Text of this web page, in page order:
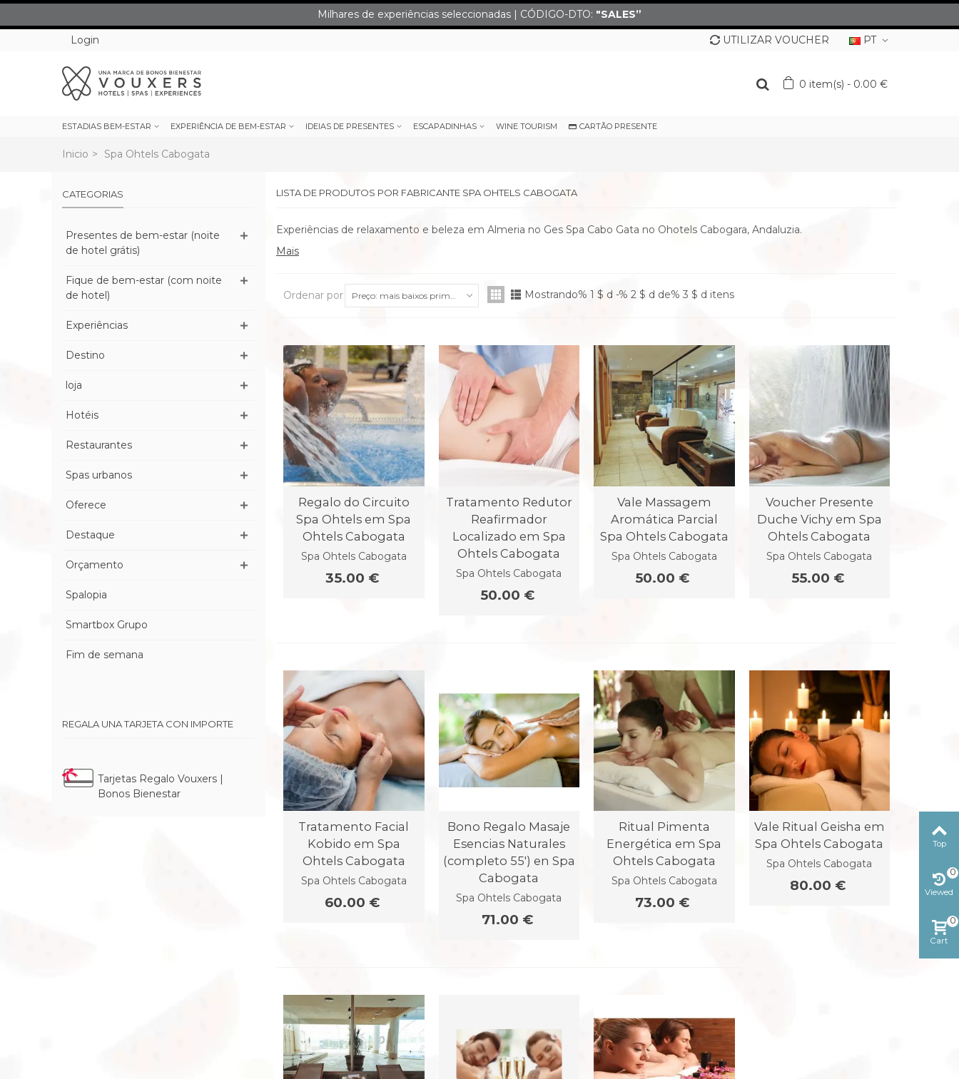
Milhares de experiências seleccionadas | CÓDIGO-DTO: "SALES”
Login
PT
UTILIZAR VOUCHER
0 item(s) - 0.00 €
ESTADIAS BEM-ESTAR EXPERIÊNCIA DE BEM-ESTAR IDEIAS DE PRESENTES ESCAPADINHAS WINE TOURISM CARTÃO PRESENTE
Inicio > Spa Ohtels Cabogata
CATEGORIAS
Presentes de bem-estar (noite
de hotel grátis)
Fique de bem-estar (com noite
de hotel)
Experiências
Destino
loja
Hotéis
Restaurantes
Spas urbanos
Oferece
Destaque
Orçamento
Spalopia
Smartbox Grupo
Fim de semana
REGALA UNA TARJETA CON IMPORTE
Tarjetas Regalo Vouxers |
Bonos Bienestar
LISTA DE PRODUTOS POR FABRICANTE SPA OHTELS CABOGATA
Experiências de relaxamento e beleza em Almeria no Ges Spa Cabo Gata no Ohotels Cabogara, Andaluzia.
Mais
Ordenar por Preço: mais baixos primeiro Mostrando% 1 $ d -% 2 $ d de% 3 $ d itens
Regalo do Circuito
Spa Ohtels em Spa
Ohtels Cabogata
Spa Ohtels Cabogata
35.00 €
Tratamento Redutor
Reafirmador
Localizado em Spa
Ohtels Cabogata
Spa Ohtels Cabogata
50.00 €
Vale Massagem
Aromática Parcial
Spa Ohtels Cabogata
Spa Ohtels Cabogata
50.00 €
Voucher Presente
Duche Vichy em Spa
Ohtels Cabogata
Spa Ohtels Cabogata
55.00 €
Tratamento Facial
Kobido em Spa
Ohtels Cabogata
Spa Ohtels Cabogata
60.00 €
Bono Regalo Masaje
Esencias Naturales
(completo 55') en Spa
Cabogata
Spa Ohtels Cabogata
71.00 €
Ritual Pimenta
Energética em Spa
Ohtels Cabogata
Spa Ohtels Cabogata
73.00 €
Vale Ritual Geisha em
Spa Ohtels Cabogata
Spa Ohtels Cabogata
80.00 €
Top
Viewed
0
Cart
0